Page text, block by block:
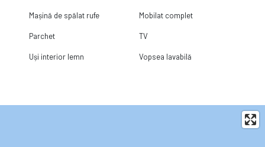
Mașină de spălat rufe Mobilat complet
Parchet TV
Uși interior lemn Vopsea lavabilă